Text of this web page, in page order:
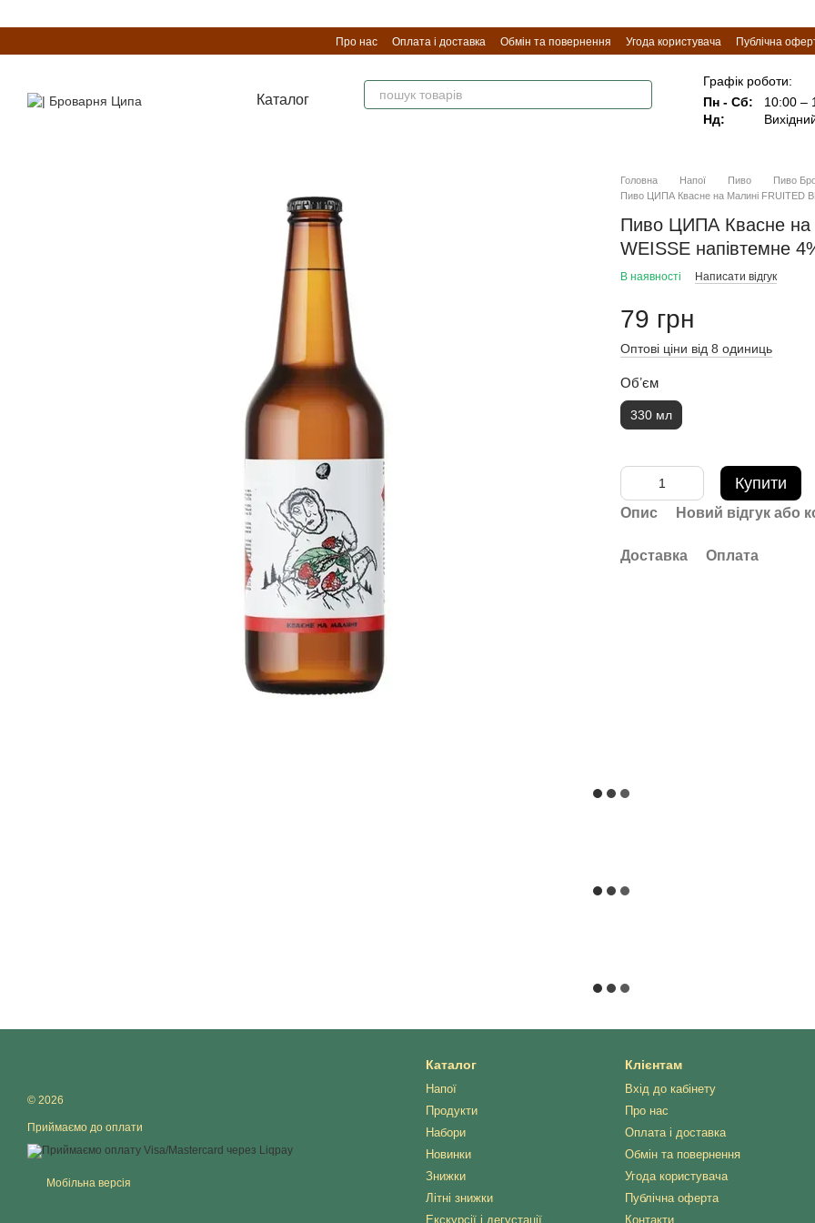
Про нас Оплата і доставка Обмін та повернення Угода користувача Публічна
Каталог
Графік роботи:
Пн - Сб:
10:00 –
Нд:
Головна Напої Пиво
Пиво
Пиво ЦИПА Квасне на Малині FRUITED
Пиво ЦИПА Квасне на
WEISSE напівтемне
В наявності Написати відгук
79 грн
Оптові ціни від 8 одиниць
Обʼєм
330 мл
Купити
Опис Новий відгук або
Доставка Оплата
© 2026
Приймаємо до оплати
Мобільна версія
Каталог
Напої
Продукти
Набори
Новинки
Знижки
Літні знижки
Екскурсії і дегустації
Клієнтам
Вхід до кабінету
Про нас
Оплата і доставка
Обмін та повернення
Угода користувача
Публічна оферта
Контакти